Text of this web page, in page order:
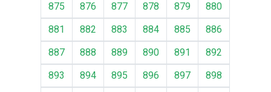
875
876 877 878 879
880
881
882 883 884 885
886
887
888 889 890 891
892
893
894 895 896 897
898